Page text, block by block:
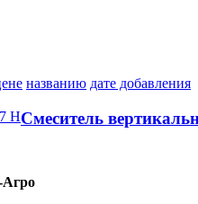
названию дате добавления
Смеситель
Агро